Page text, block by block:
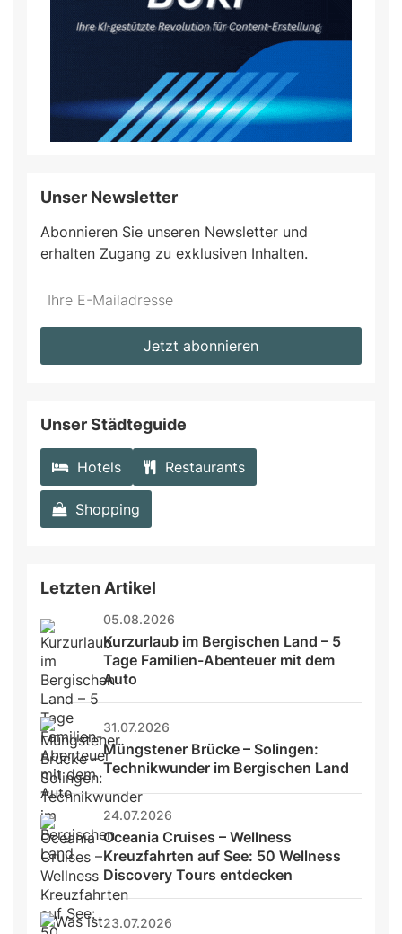
Unser Newsletter
Abonnieren Sie unseren Newsletter und
erhalten Zugang zu exklusiven Inhalten.
Do
*Ihre
Jetzt abonnieren
Unser Städteguide
Hotels Restaurants
Shopping
Letzten Artikel
05.08.2026
Kurzurlaub im Bergischen Land – 5
Tage Familien-Abenteuer mit dem
Auto
31.07.2026
Müngstener Brücke – Solingen:
Technikwunder im Bergischen Land
24.07.2026
Oceania Cruises – Wellness
Kreuzfahrten auf See: 50 Wellness
Discovery Tours entdecken
23.07.2026